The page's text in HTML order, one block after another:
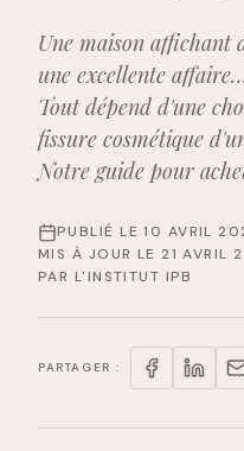
Une maison affichant
une excellente
Tout dépend d'une
fissure cosmétique
Notre guide pour
PUBLIÉ LE10 AVRIL
MIS À JOUR LE21 AVRIL
PAR L'INSTITUT IPB
PARTAGER :